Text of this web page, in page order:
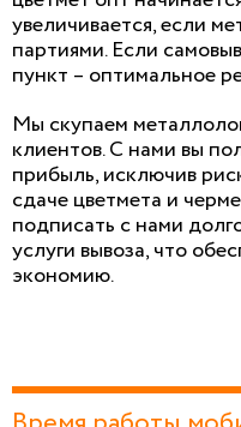
увеличивается, если
партиями. Если
пункт – оптимальное
Мы скупаем
клиентов. С нами вы
прибыль, исключив
сдаче цветмета и
подписать с нами
услуги вывоза, что
экономию.